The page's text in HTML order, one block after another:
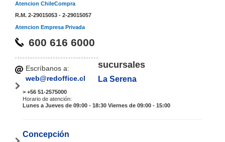
Atencion ChileCompra
R.M. 2-29015053 - 2-29015057
Atencion Empresa Privada
600 616 6000
Escríbanos a:
web@redoffice.cl
sucursales
La Serena
> +56 51-2575000
Horario de atención:
Lunes a Jueves de 09:00 - 18:30 Viernes de 09:00 - 15:00
Concepción